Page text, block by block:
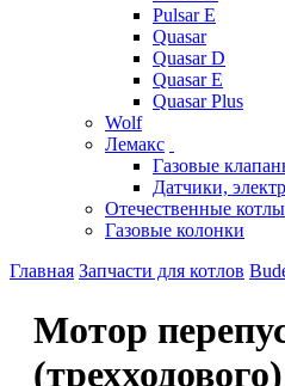
Pulsar E
Quasar
Quasar D
Quasar E
Quasar Plus
Wolf
Лемакс
Газовые
Датчики,
Отечественные котлы
Газовые колонки
Главная Запчасти для котлов
Мотор